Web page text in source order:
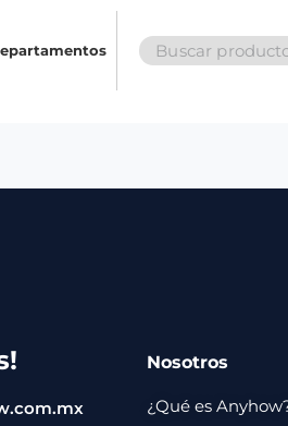
Search
for:
Nosotros
¿Qué es